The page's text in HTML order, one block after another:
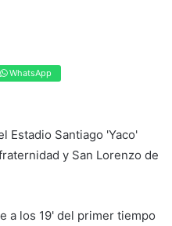
WhatsApp
Estadio Santiago 'Yaco'
y San Lorenzo de
a los 19' del primer tiempo